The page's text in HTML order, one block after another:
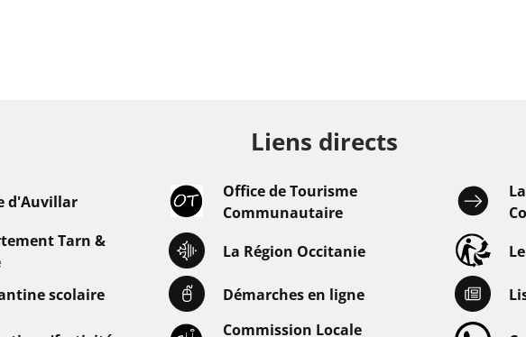
Liens directs
d'Auvillar
Office de Tourisme
Communautaire
Tarn &
La Région Occitanie
scolaire Démarches en ligne
Commission Locale